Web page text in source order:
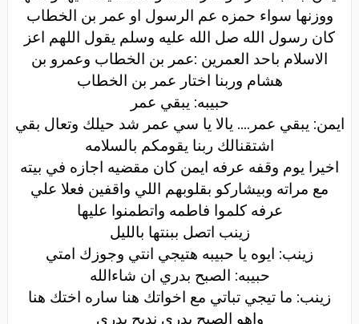
ووزنها سواء حمزه عم الرسول او عمر بن الخطاب
كان رسول الله صل الله عليه وسلم يقول اللهم اعز
الاسلام باحد العمرين :عمر بن الخطاب وعمرو بن
هشام وربنا اختار عمر بن الخطاب
حبيبه: يبقي عمر
ايمن: يبقي عمر.... يالا يا سي عمر شد حيلك وتعال بقي
اشتقنالك ربنا يقومكم بالسلامه
اخيرا يوم وقفه عرفه ايمن كان مقضيه اجازه في بيته
مع مراته وبيشاركو بقلوبهم اللي واقفين فعلا علي
عرفه كلموا فاطمه واتطمنوا عليها
زينب اتصل ببنتها بالليل
زينب: ايوه يا حبيبه هتيجي انتي وجوزك امتي
حبيبه: الصبح بدري ان شاءالله
زينب: ما تيجي تباتي مع اخواتك هنا ساره اختك هنا
واهو الصبح بدري ندبح بدري